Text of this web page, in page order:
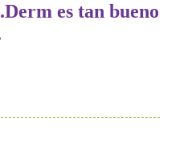
Derm es tan bueno